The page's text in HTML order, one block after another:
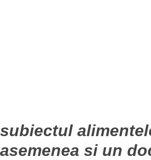
subiectul
asemenea si un